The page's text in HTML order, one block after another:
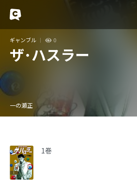
ギャンブル 0
ザ･ハスラー
一の瀬正
1巻